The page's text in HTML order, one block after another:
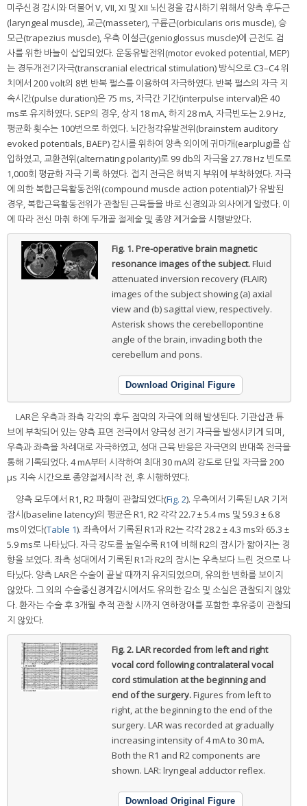
미주신경 감시와 더불어 V, VII, XI 및 XII 뇌신경을 감시하기 위해서 양측 후두근
(laryngeal muscle), 교근(masseter), 구륜근(orbicularis oris muscle), 승
모근(trapezius muscle), 우측 이설근(genioglossus muscle)에 근전도 검
사를 위한 바늘이 삽입되었다. 운동유발전위(motor evoked potential, MEP)
는 경두개전기자극(transcranial electrical stimulation) 방식으로 C3–C4 위
치에서 200 volt의 8번 반복 펄스를 이용하여 자극하였다. 반복 펄스의 자극 지
속시간(pulse duration)은 75 ms, 자극간 기간(interpulse interval)은 40
ms로 유지하였다. SEP의 경우, 상지 18 mA, 하지 28 mA, 자극빈도는 2.9 Hz,
평균화 횟수는 100번으로 하였다. 뇌간청각유발전위(brainstem auditory
evoked potentials, BAEP) 감시를 위하여 양측 외이에 귀마개(earplug)를 삽
입하였고, 교환전위(alternating polarity)로 99 db의 자극을 27.78 Hz 빈도로
1,000회 평균화 자극 기록 하였다. 접지 전극은 허벅지 부위에 부착하였다. 자극
에 의한 복합근육활동전위(compound muscle action potential)가 유발된
경우, 복합근육활동전위가 관찰된 근육들을 바로 신경외과 의사에게 알렸다. 이
에 따라 전신 마취 하에 두개골 절제술 및 종양 제거술을 시행받았다.
Fig. 1.Pre-operative brain magnetic
resonance images of the subject.Fluid
attenuated inversion recovery (FLAIR)
images of the subject showing (a) axial
view and (b) sagittal view, respectively.
Asterisk shows the cerebellopontine
angle of the brain, invading both the
cerebellum and pons.
Download Original Figure
LAR은 우측과 좌측 각각의 후두 점막의 자극에 의해 발생된다. 기관삽관 튜
브에 부착되어 있는 양측 표면 전극에서 양극성 전기 자극을 발생시키게 되며,
우측과 좌측을 차례대로 자극하였고, 성대 근육 반응은 자극면의 반대쪽 전극을
통해 기록되었다. 4 mA부터 시작하여 최대 30 mA의 강도로 단일 자극을 200
µs 지속 시간으로 종양절제시작 전, 후 시행하였다.
양측 모두에서 R1, R2 파형이 관찰되었다(Fig. 2). 우측에서 기록된 LAR 기저
잠시(baseline latency)의 평균은 R1, R2 각각 22.7 ± 5.4 ms 및 59.3 ± 6.8
ms이었다(Table 1). 좌측에서 기록된 R1과 R2는 각각 28.2 ± 4.3 ms와 65.3 ±
5.9 ms로 나타났다. 자극 강도를 높일수록 R1에 비해 R2의 잠시가 짧아지는 경
향을 보였다. 좌측 성대에서 기록된 R1과 R2의 잠시는 우측보다 느린 것으로 나
타났다. 양측 LAR은 수술이 끝날 때까지 유지되었으며, 유의한 변화를 보이지
않았다. 그 외의 수술중신경계감시에서도 유의한 감소 및 소실은 관찰되지 않았
다. 환자는 수술 후 3개월 추적 관찰 시까지 연하장애를 포함한 후유증이 관찰되
지 않았다.
Fig. 2.LAR recorded from left and right
vocal cord following contralateral vocal
cord stimulation at the beginning and
end of the surgery.Figures from left to
right, at the beginning to the end of the
surgery. LAR was recorded at gradually
increasing intensity of 4 mA to 30 mA.
Both the R1 and R2 components are
shown. LAR: lryngeal adductor reflex.
Download Original Figure